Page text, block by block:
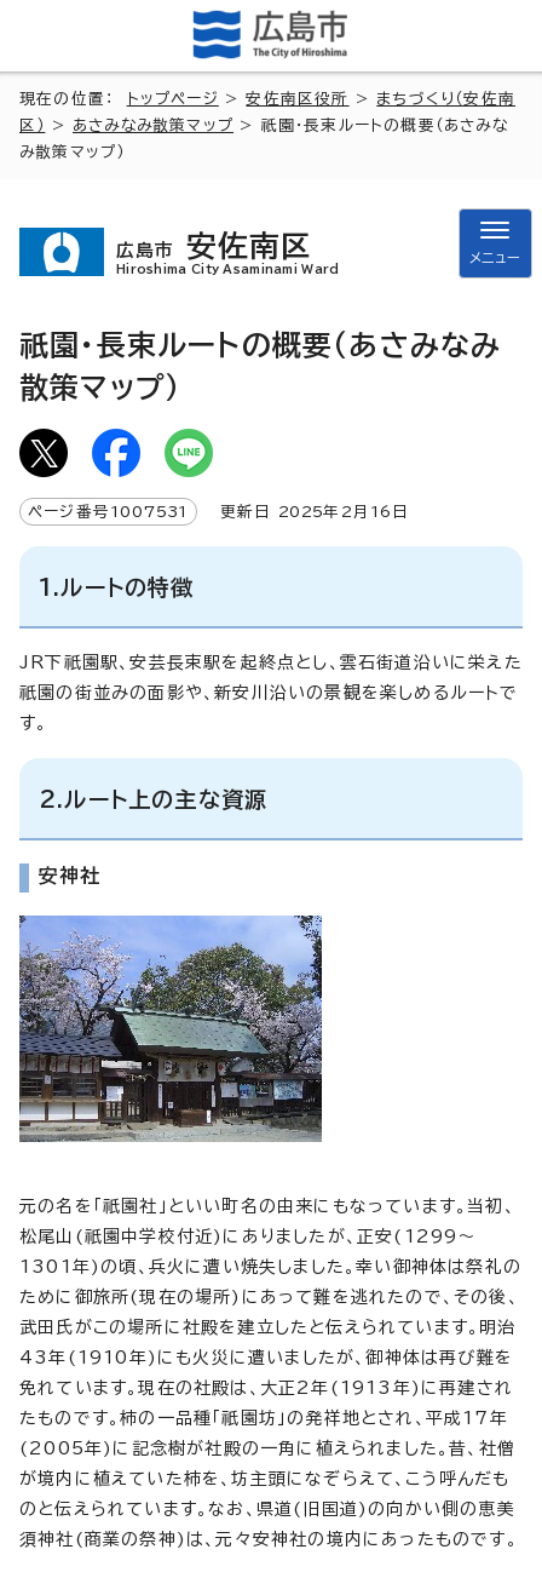
現在の位置： トップページ >安佐南区役所 > まちづくり（安佐南
区）
> あさみなみ散策マップ > 祇園・長束ルートの概要（あさみな
み散策マップ）
広島市 安佐南区
Hiroshima City Asaminami Ward
メニュー
祇園・長束ルートの概要（あさみなみ
散策マップ）
ページ番号 1007531 更新日 2025年2月 16 日
1.ルートの特徴
JR下祇園駅、安芸長束駅を起終点とし、雲石街道沿いに栄えた
祇園の街並みの面影や、新安川沿いの景観を楽しめるルートで
す。
2.ルート上の主な資源
安神社
元の名を「祇園社」といい町名の由来にもなっています。当初、
松尾山(祇園中学校付近)にありましたが、正安(1299～
1301年)の頃、兵火に遭い焼失しました。幸い御神体は祭礼の
ために御旅所(現在の場所)にあって難を逃れたので、その後、
武田氏がこの場所に社殿を建立したと伝えられています。明治
43年(1910年)にも火災に遭いましたが、御神体は再び難を
免れています。現在の社殿は、大正2年(1913年)に再建され
たものです。柿の一品種「祇園坊」の発祥地とされ、平成17年
(2005年)に記念樹が社殿の一角に植えられました。昔、社僧
が境内に植えていた柿を、坊主頭になぞらえて、こう呼んだも
のと伝えられています。なお、県道(旧国道)の向かい側の恵美
須神社(商業の祭神)は、元々安神社の境内にあったものです。